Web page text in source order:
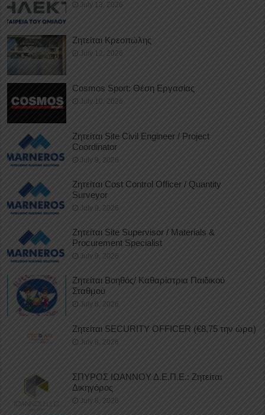
July 13, 2026
Ζητείται Κρεοπώλης
July 12, 2026
Cosmos Sport: Θέση Εργασίας
July 10, 2026
Ζητείται Site Civil Engineer / Project
Coordinator
July 9, 2026
Ζητείται Cost Control Officer / Quantity
Surveyor
July 9, 2026
Ζητείται Site Supervisor / Materials &
Procurement Specialist
July 9, 2026
Ζητείται Βοηθός/ Καθαρίστρια Παιδικού
Σταθμού
July 8, 2026
Ζητείται SECURITY OFFICER (€8,75 την ώρα)
July 8, 2026
ΣΠΥΡΟΣ ΙΩΑΝΝΟΥ Δ.Ε.Π.Ε.: Ζητείται
Δικηγόρος
July 8, 2026